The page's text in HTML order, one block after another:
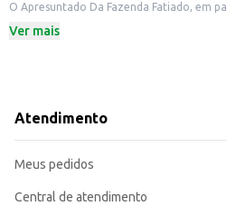
O Apresuntado Da Fazenda Fatiado, em pacote com 400g, oferece praticidade e
Dicas de uso:
O Apresuntado Da Fazenda fatiado
dia. Sua embalagem de 400g garante
Departamento: Frios e congelados
Conteúdo: 400g
Ver mais
Atendimento
Meus pedidos
Central de atendimento